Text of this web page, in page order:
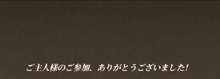
ご主人様のご参加、ありがとうございました！